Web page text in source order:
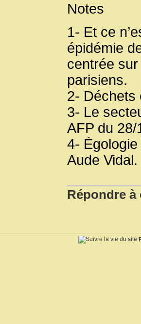
Notes
1- Et ce
épidémie
centrée
parisiens.
2- Déchets
3- Le
AFP du 28/
4-
Aude
Répondre à